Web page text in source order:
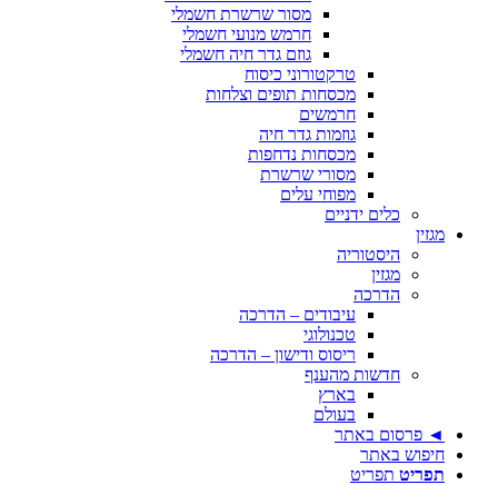
מסור שרשרת חשמלי
חרמש מנועי חשמלי
גוזם גדר חיה חשמלי
טרקטורוני כיסוח
מכסחות תופים וצלחות
חרמשים
גוזמות גדר חיה
מכסחות נדחפות
מסורי שרשרת
מפוחי עלים
כלים ידניים
מגזין
היסטוריה
מגזין
הדרכה
עיבודים – הדרכה
טכנולוגי
ריסוס ודישון – הדרכה
חדשות מהענף
בארץ
בעולם
◄ פרסום באתר
חיפוש באתר
תפריט תפריט